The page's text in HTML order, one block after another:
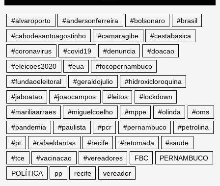
#alvaroporto #andersonferreira #bolsonaro
#brasil
#cabodesantoagostinho
#camaragibe
#cestabasica
#coronavirus
#covid19 #denuncia
#doacao
#eleicoes2020
#eua
#focopernambuco
#fundaoeleitoral
#geraldojulio
#hidroxicloroquina
#jaboatao
#joaocampos #leitos
#lockdown
#mariliaarraes
#miguelcoelho #mppe #olinda
#oms
#pandemia
#paulista #pcr #pernambuco
#petrolina
#pt
#rafaeldantas #recife #retomada
#saude
#tce
#vacinacao #vereadores FBC
PERNAMBUCO
POLÍTICA
pp recife vereador